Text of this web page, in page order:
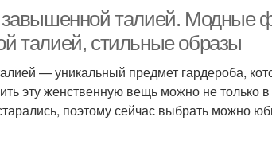
талией. Модные
талией, стильные образы
— уникальный предмет гардероба,
эту женственную вещь можно не только
поэтому сейчас выбрать можно